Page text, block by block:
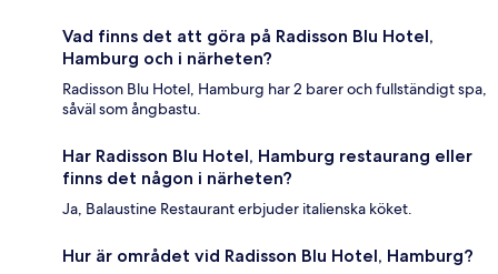
Vad finns det att göra på Radisson Blu Hotel,
Hamburg och i närheten?
Radisson Blu Hotel, Hamburg har 2 barer och fullständigt spa,
såväl som ångbastu.
Har Radisson Blu Hotel, Hamburg restaurang eller
finns det någon i närheten?
Ja, Balaustine Restaurant erbjuder italienska köket.
Hur är området vid Radisson Blu Hotel, Hamburg?